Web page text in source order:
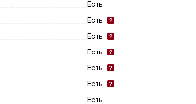
Есть
Есть
Есть
Есть
Есть
Есть
Есть